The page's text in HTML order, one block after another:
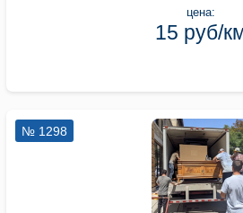
цена:
15 руб/
№ 1298